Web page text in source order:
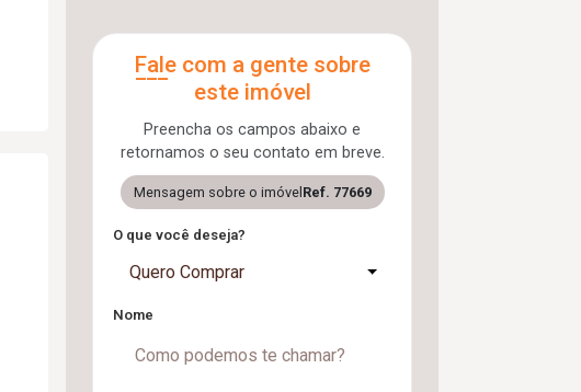
Fale com a gente sobre
este imóvel
Preencha os campos abaixo e
retornamos o seu contato em breve.
Mensagem sobre o imóvel Ref. 77669
O que você deseja?
Quero Comprar
Nome